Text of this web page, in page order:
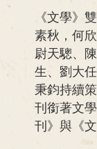
《文學》
素秋，何
尉天驄、
生、劉大
秉鈞持續
刊銜著文
刊》與《